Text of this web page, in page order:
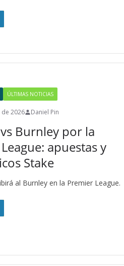
ÚLTIMAS NOTICIAS
2026 Daniel Pin
Burnley por la
apuestas y
Stake
al Burnley en la Premier League.